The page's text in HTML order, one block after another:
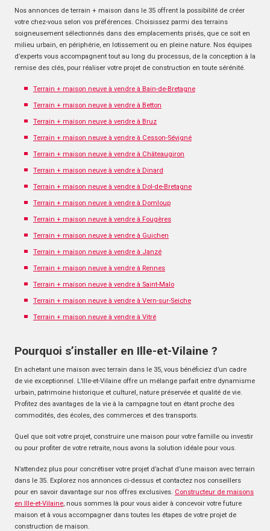
Nos annonces de terrain + maison dans le 35 offrent la possibilité de créer
votre chez-vous selon vos préférences. Choisissez parmi des terrains
soigneusement sélectionnés dans des emplacements prisés, que ce soit en
milieu urbain, en périphérie, en lotissement ou en pleine nature. Nos équipes
d’experts vous accompagnent tout au long du processus, de la conception à la
remise des clés, pour réaliser votre projet de construction en toute sérénité.
Terrain + maison neuve à vendre à Bain-de-Bretagne
Terrain + maison neuve à vendre à Betton
Terrain + maison neuve à vendre à Bruz
Terrain + maison neuve à vendre à Cesson-Sévigné
Terrain + maison neuve à vendre à Châteaugiron
Terrain + maison neuve à vendre à Dinard
Terrain + maison neuve à vendre à Dol-de-Bretagne
Terrain + maison neuve à vendre à Domloup
Terrain + maison neuve à vendre à Fougères
Terrain + maison neuve à vendre à Guichen
Terrain + maison neuve à vendre à Janzé
Terrain + maison neuve à vendre à Rennes
Terrain + maison neuve à vendre à Saint-Malo
Terrain + maison neuve à vendre à Vern-sur-Seiche
Terrain + maison neuve à vendre à Vitré
Pourquoi s’installer en Ille-et-Vilaine ?
En achetant une maison avec terrain dans le 35, vous bénéficiez d’un cadre
de vie exceptionnel. L’Ille-et-Vilaine offre un mélange parfait entre dynamisme
urbain, patrimoine historique et culturel, nature préservée et qualité de vie.
Profitez des avantages de la vie à la campagne tout en étant proche des
commodités, des écoles, des commerces et des transports.
Quel que soit votre projet, construire une maison pour votre famille ou investir
ou pour profiter de votre retraite, nous avons la solution idéale pour vous.
N’attendez plus pour concrétiser votre projet d’achat d’une maison avec terrain
dans le 35. Explorez nos annonces ci-dessus et contactez nos conseillers
pour en savoir davantage sur nos offres exclusives. Constructeur de maisons
en Ille-et-Vilaine, nous sommes là pour vous aider à concevoir votre future
maison et à vous accompagner dans toutes les étapes de votre projet de
construction de maison.